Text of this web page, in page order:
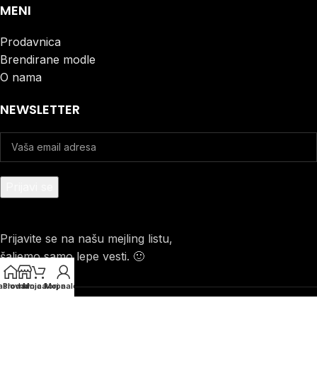
MENI
Prodavnica
Brendirane modle
O nama
NEWSLETTER
Prijavite se na našu mejling listu,
šaljemo samo lepe vesti. 🙂
Prodavnica
Moja korpa
Moj nalog